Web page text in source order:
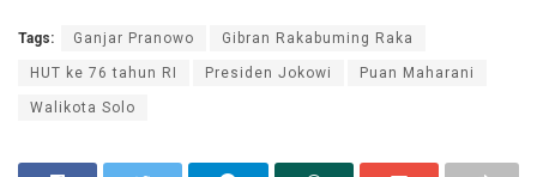
Tags: Ganjar Pranowo Gibran Rakabuming Raka
HUT ke 76 tahun RI Presiden Jokowi Puan Maharani
Walikota Solo